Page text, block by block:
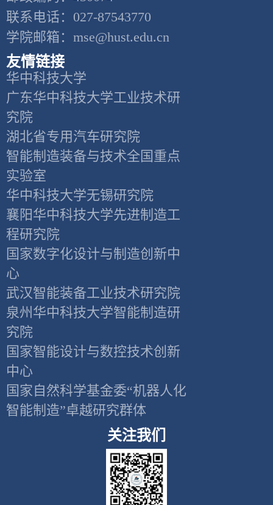
联系电话：027-87543770
学院邮箱：mse@hust.edu.cn
友情链接
华中科技大学
广东华中科技大学工业技术研
究院
湖北省专用汽车研究院
智能制造装备与技术全国重点
实验室
华中科技大学无锡研究院
襄阳华中科技大学先进制造工
程研究院
国家数字化设计与制造创新中
心
武汉智能装备工业技术研究院
泉州华中科技大学智能制造研
究院
国家智能设计与数控技术创新
中心
国家自然科学基金委“机器人化
智能制造”卓越研究群体
关注我们